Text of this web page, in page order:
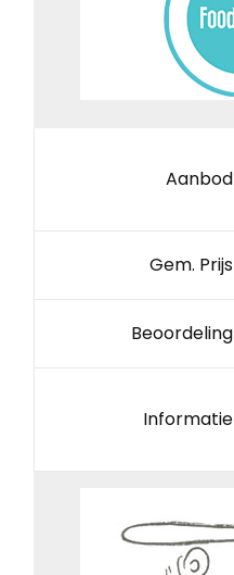
Aanbod
Gem. Prijs
Beoordeling
Informatie